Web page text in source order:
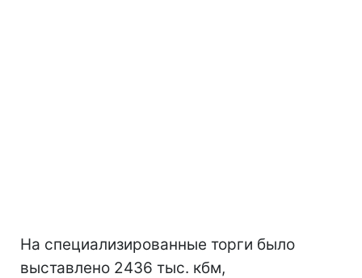
На специализированные торги было
выставлено 2436 тыс. кбм,